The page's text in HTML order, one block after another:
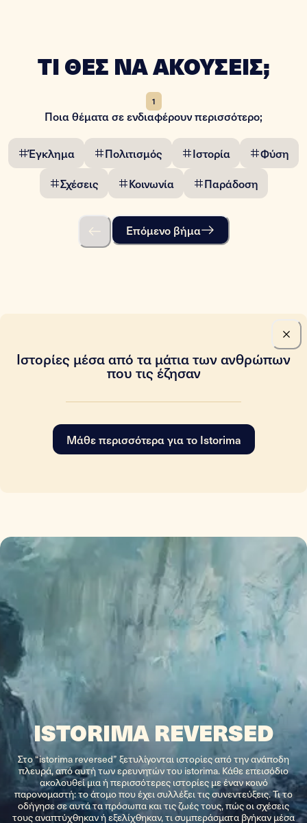
ΤΙ ΘΕΣ ΝΑ ΑΚΟΥΣΕΙΣ;
1
Ποια θέματα σε ενδιαφέρουν περισσότερο;
Έγκλημα Πολιτισμός Ιστορία
Φύση
Σχέσεις
Koινωνία Παράδοση
Επόμενο βήμα
Ιστορίες μέσα από τα μάτια των ανθρώπων
που τις έζησαν
Μάθε περισσότερα για το Istorima
ISTORIMA REVERSED
Στο “istorima reversed” ξετυλίγονται ιστορίες από την ανάποδη
πλευρά, από αυτή των ερευνητών του istorima. Κάθε επεισόδιο
ακολουθεί μια ή περισσότερες ιστορίες με έναν κοινό
παρονομαστή: το άτομο που έχει συλλέξει τις συνεντεύξεις. Τι το
οδήγησε σε αυτά τα πρόσωπα και τις ζωές τους, πώς οι σχέσεις
τους αναπτύχθηκαν ή εξελίχθηκαν, τι συμπεράσματα βγήκαν μέσα